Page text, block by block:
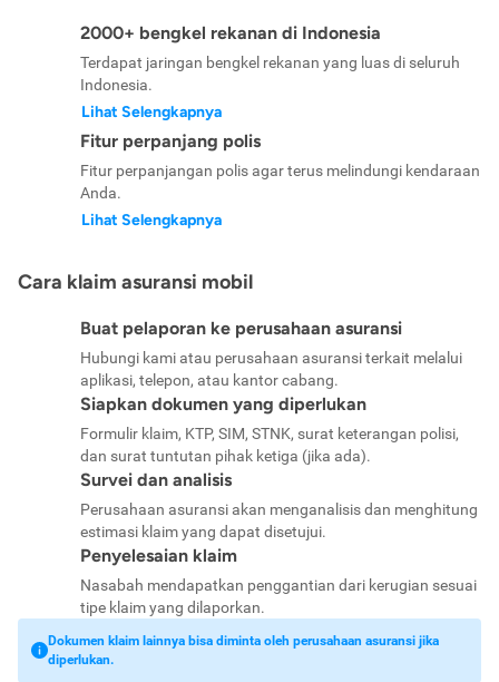
2000+ bengkel rekanan di Indonesia
Terdapat jaringan bengkel rekanan yang luas di seluruh
Indonesia.
Lihat Selengkapnya
Fitur perpanjang polis
Fitur perpanjangan polis agar terus melindungi kendaraan
Anda.
Lihat Selengkapnya
Cara klaim asuransi mobil
Buat pelaporan ke perusahaan asuransi
Hubungi kami atau perusahaan asuransi terkait melalui
aplikasi, telepon, atau kantor cabang.
Siapkan dokumen yang diperlukan
Formulir klaim, KTP, SIM, STNK, surat keterangan polisi,
dan surat tuntutan pihak ketiga (jika ada).
Survei dan analisis
Perusahaan asuransi akan menganalisis dan menghitung
estimasi klaim yang dapat disetujui.
Penyelesaian klaim
Nasabah mendapatkan penggantian dari kerugian sesuai
tipe klaim yang dilaporkan.
Dokumen klaim lainnya bisa diminta oleh perusahaan asuransi jika
diperlukan.